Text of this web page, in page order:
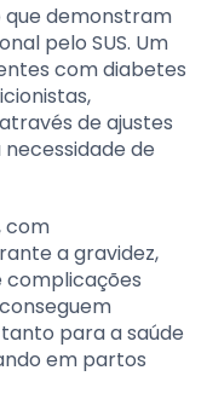
que demonstram
pelo SUS. Um
com diabetes
de ajustes
de
com
a gravidez,
complicações
para a saúde
em partos